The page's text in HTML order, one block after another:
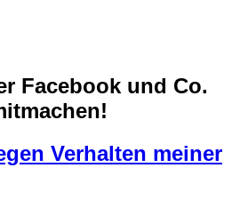
Facebook und Co.
Verhalten meiner